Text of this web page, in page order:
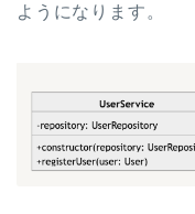
ようになります。